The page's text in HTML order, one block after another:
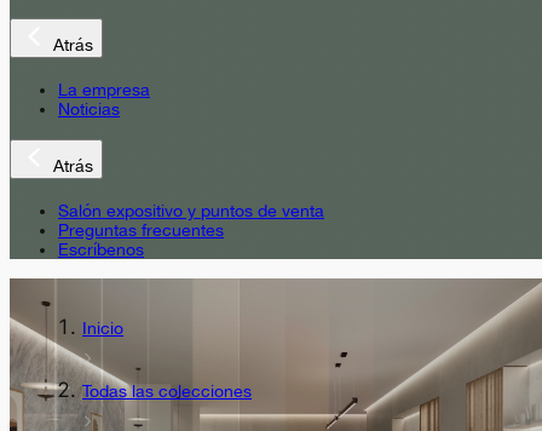
Atrás
La empresa
Noticias
Atrás
Salón expositivo y puntos de venta
Preguntas frecuentes
Escríbenos
Inicio
Todas las colecciones